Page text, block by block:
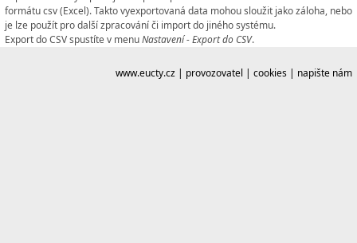
formátu csv (Excel). Takto vyexportovaná data mohou sloužit jako záloha, nebo
je lze použít pro další zpracování či import do jiného systému.
Export do CSV spustíte v menuNastavení - Export do CSV.
www.eucty.cz | provozovatel | cookies | napište nám